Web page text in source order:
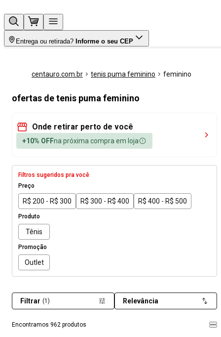
Entrega ou retirada? Informe o seu CEP
centauro.com.br tenis puma feminino feminino
ofertas de tenis puma feminino
Onde retirar perto de você
+10% OFFna próxima compra em loja
Filtros sugeridos pra você
Preço
R$ 200 - R$ 300 R$ 300 - R$ 400 R$ 400 - R$ 500
Produto
Tênis
Promoção
Outlet
Encontramos 962 produtos
Filtrar (1) Relevância